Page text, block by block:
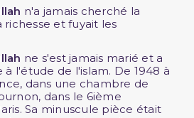
n'a jamais cherché la
richesse et fuyait les
ne s'est jamais marié et a
à l'étude de l'islam. De 1948 à
dans une chambre de
dans le 6ième
Sa minuscule pièce était